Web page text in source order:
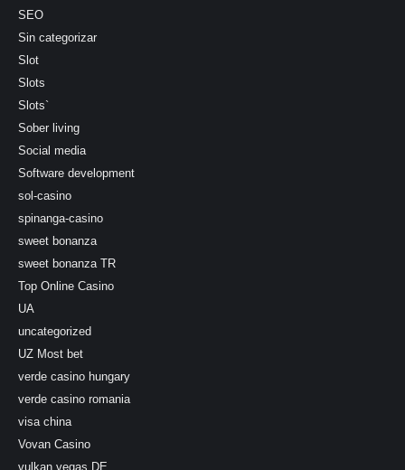
SEO
Sin categorizar
Slot
Slots
Slots`
Sober living
Social media
Software development
sol-casino
spinanga-casino
sweet bonanza
sweet bonanza TR
Top Online Casino
UA
uncategorized
UZ Most bet
verde casino hungary
verde casino romania
visa china
Vovan Casino
vulkan vegas DE